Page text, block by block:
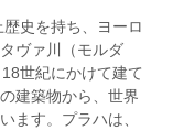
史を持ち、ヨーロ
ヴァ川（モルダ
世紀にかけて建て
建築物から、世界
ます。プラハは、